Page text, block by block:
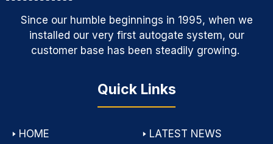
Since our humble beginnings in 1995, when we
installed our very first autogate system, our
customer base has been steadily growing.
Quick Links
🢒 HOME
🢒 LATEST NEWS